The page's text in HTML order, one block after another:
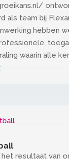
als team bij
hebben
waarin alle
resultaat van